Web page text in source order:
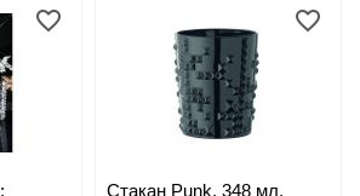
Стакан Punk, 348 мл,